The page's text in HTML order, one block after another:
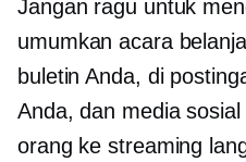
Jangan ragu untuk
umumkan acara
buletin Anda, di
Anda, dan media
orang ke streaming